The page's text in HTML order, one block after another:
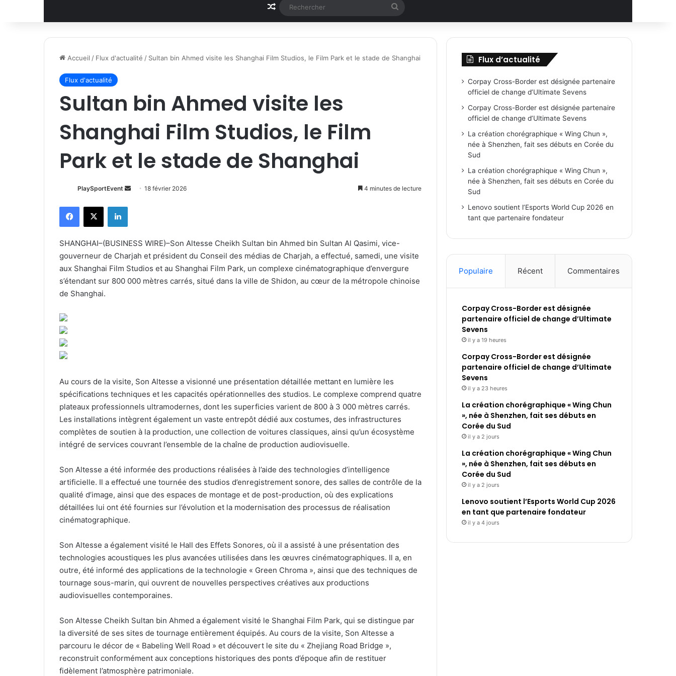
Article Aléatoire Rechercher
Accueil / Flux d'actualité / Sultan bin Ahmed visite les Shanghai Film Studios, le Film Park et le stade de Shanghai
Flux d'actualité
Sultan bin Ahmed visite les
Shanghai Film Studios, le Film
Park et le stade de Shanghai
PlaySportEvent
Envoyer18 février 2026 4 minutes de lecture
Facebook
X Linkedin
SHANGHAI–(BUSINESS WIRE)–Son Altesse Cheikh Sultan bin Ahmed bin Sultan Al Qasimi, vice-
gouverneur de Charjah et président du Conseil des médias de Charjah, a effectué, samedi, une visite
aux Shanghai Film Studios et au Shanghai Film Park, un complexe cinématographique d’envergure
s’étendant sur 800 000 mètres carrés, situé dans la ville de Shidon, au cœur de la métropole chinoise
de Shanghai.
Au cours de la visite, Son Altesse a visionné une présentation détaillée mettant en lumière les
spécifications techniques et les capacités opérationnelles des studios. Le complexe comprend quatre
plateaux professionnels ultramodernes, dont les superficies varient de 800 à 3 000 mètres carrés.
Les installations intègrent également un vaste entrepôt dédié aux costumes, des infrastructures
complètes de soutien à la production, une collection de voitures classiques, ainsi qu’un écosystème
intégré de services couvrant l’ensemble de la chaîne de production audiovisuelle.
Son Altesse a été informée des productions réalisées à l’aide des technologies d’intelligence
artificielle. Il a effectué une tournée des studios d’enregistrement sonore, des salles de contrôle de la
qualité d’image, ainsi que des espaces de montage et de post-production, où des explications
détaillées lui ont été fournies sur l’évolution et la modernisation des processus de réalisation
cinématographique.
Son Altesse a également visité le Hall des Effets Sonores, où il a assisté à une présentation des
technologies acoustiques les plus avancées utilisées dans les œuvres cinématographiques. Il a, en
outre, été informé des applications de la technologie « Green Chroma », ainsi que des techniques de
tournage sous-marin, qui ouvrent de nouvelles perspectives créatives aux productions
audiovisuelles contemporaines.
Son Altesse Cheikh Sultan bin Ahmed a également visité le Shanghai Film Park, qui se distingue par
la diversité de ses sites de tournage entièrement équipés. Au cours de la visite, Son Altesse a
parcouru le décor de « Babeling Well Road » et découvert le site du « Zhejiang Road Bridge »,
reconstruit conformément aux conceptions historiques des ponts d’époque afin de restituer
fidèlement l’atmosphère patrimoniale.
Flux d’actualité
Corpay Cross-Border est désignée partenaire
officiel de change d’Ultimate Sevens
Corpay Cross-Border est désignée partenaire
officiel de change d’Ultimate Sevens
La création chorégraphique « Wing Chun »,
née à Shenzhen, fait ses débuts en Corée du
Sud
La création chorégraphique « Wing Chun »,
née à Shenzhen, fait ses débuts en Corée du
Sud
Lenovo soutient l’Esports World Cup 2026 en
tant que partenaire fondateur
Populaire Récent Commentaires
Corpay Cross-Border est désignée
partenaire officiel de change d’Ultimate
Sevens
il y a 19 heures
Corpay Cross-Border est désignée
partenaire officiel de change d’Ultimate
Sevens
il y a 23 heures
La création chorégraphique « Wing Chun
», née à Shenzhen, fait ses débuts en
Corée du Sud
il y a 2 jours
La création chorégraphique « Wing Chun
», née à Shenzhen, fait ses débuts en
Corée du Sud
il y a 2 jours
Lenovo soutient l’Esports World Cup 2026
en tant que partenaire fondateur
il y a 4 jours